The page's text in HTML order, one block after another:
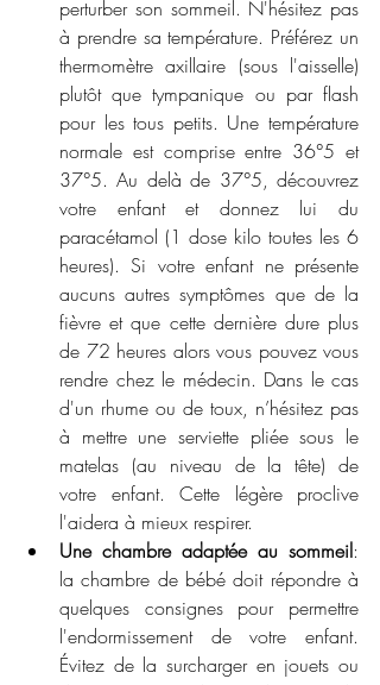
perturber son sommeil. N'hésitez pas
à prendre sa température. Préférez un
thermomètre axillaire (sous l'aisselle)
plutôt que tympanique ou par flash
pour les tous petits. Une température
normale est comprise entre 36°5 et
37°5. Au delà de 37°5, découvrez
votre enfant et donnez lui du
paracétamol (1 dose kilo toutes les 6
heures). Si votre enfant ne présente
aucuns autres symptômes que de la
fièvre et que cette dernière dure plus
de 72 heures alors vous pouvez vous
rendre chez le médecin. Dans le cas
d'un rhume ou de toux, n’hésitez pas
à mettre une serviette pliée sous le
matelas (au niveau de la tête) de
votre enfant. Cette légère proclive
l'aidera à mieux respirer.
Une chambre adaptée au sommeil:
la chambre de bébé doit répondre à
quelques consignes pour permettre
l'endormissement de votre enfant.
Évitez de la surcharger en jouets ou